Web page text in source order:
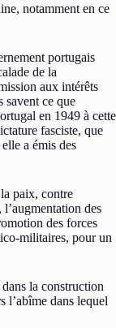
notamment en ce
portugais
de la
aux intérêts
savent ce que
en 1949 à cette
fasciste, que
a émis des
paix, contre
l’augmentation des
des forces
militaires, pour un
la construction
l’abîme dans lequel